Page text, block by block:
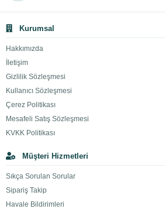
Kurumsal
Hakkımızda
İletişim
Gizlilik Sözleşmesi
Kullanıcı Sözleşmesi
Çerez Politikası
Mesafeli Satış Sözleşmesi
KVKK Politikası
Müşteri Hizmetleri
Sıkça Sorulan Sorular
Sipariş Takip
Havale Bildirimleri